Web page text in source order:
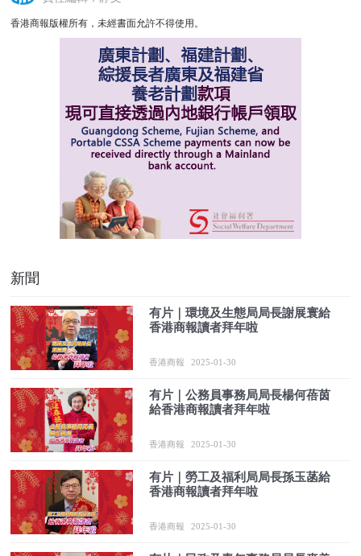
香港商報版權所有，未經書面允許不得使用。
新聞
有片｜環境及生態局局長謝展寰給
香港商報讀者拜年啦
香港商報 2025-01-30
有片｜公務員事務局局長楊何蓓茵
給香港商報讀者拜年啦
香港商報 2025-01-30
有片｜勞工及福利局局長孫玉菡給
香港商報讀者拜年啦
香港商報 2025-01-30